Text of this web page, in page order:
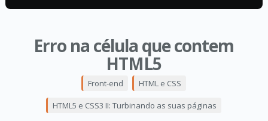
Erro na célula que contem
HTML5
Front-end HTML e CSS
HTML5 e CSS3 II: Turbinando as suas páginas